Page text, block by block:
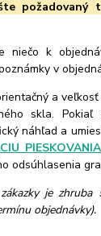
požadovaný
niečo k
v
a
skla.
náhľad a
PIESKOVANIA
odsúhlasenia
je
objednávky).